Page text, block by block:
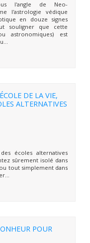
l'angle de Neo-
l'astrologie védique
en douze signes
souligner que cette
astronomiques) est
DE LA VIE,
ALTERNATIVES
écoles alternatives
sûrement isolé dans
tout simplement dans
POUR